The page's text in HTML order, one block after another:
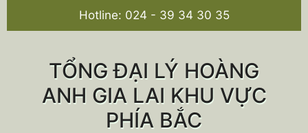
Hotline: 024 - 39 34 30 35
TỔNG ĐẠI LÝ HOÀNG
ANH GIA LAI KHU VỰC
PHÍA BẮC